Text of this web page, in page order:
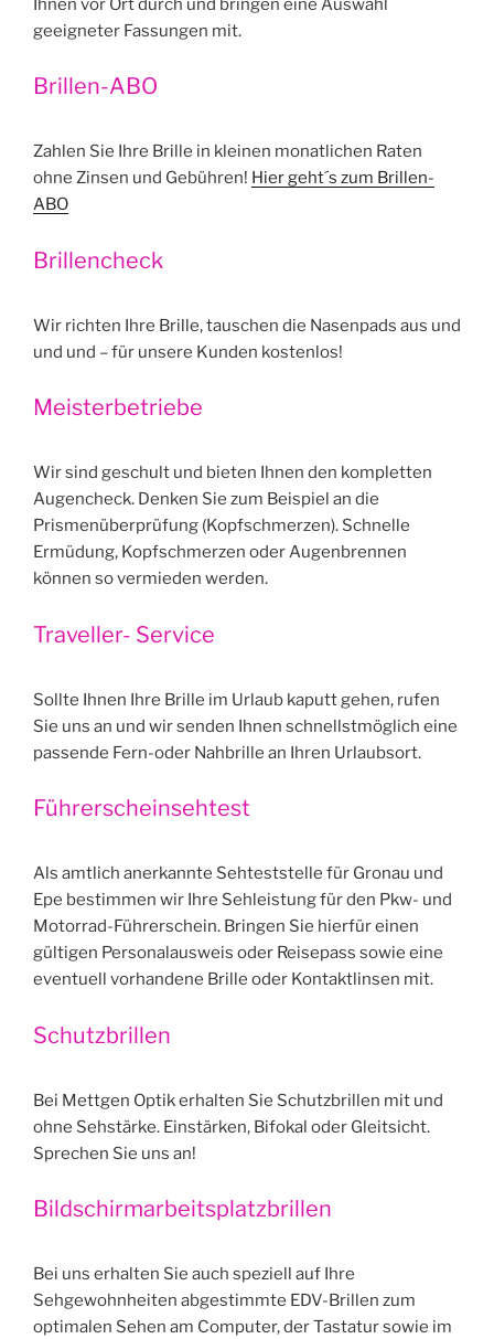
Ihnen vor Ort durch und bringen eine Auswahl
geeigneter Fassungen mit.
Brillen-ABO
Zahlen Sie Ihre Brille in kleinen monatlichen Raten
ohne Zinsen und Gebühren! Hier geht´s zum Brillen-
ABO
Brillencheck
Wir richten Ihre Brille, tauschen die Nasenpads aus und
und und – für unsere Kunden kostenlos!
Meisterbetriebe
Wir sind geschult und bieten Ihnen den kompletten
Augencheck. Denken Sie zum Beispiel an die
Prismenüberprüfung (Kopfschmerzen). Schnelle
Ermüdung, Kopfschmerzen oder Augenbrennen
können so vermieden werden.
Traveller- Service
Sollte Ihnen Ihre Brille im Urlaub kaputt gehen, rufen
Sie uns an und wir senden Ihnen schnellstmöglich eine
passende Fern-oder Nahbrille an Ihren Urlaubsort.
Führerscheinsehtest
Als amtlich anerkannte Sehteststelle für Gronau und
Epe bestimmen wir Ihre Sehleistung für den Pkw- und
Motorrad-Führerschein. Bringen Sie hierfür einen
gültigen Personalausweis oder Reisepass sowie eine
eventuell vorhandene Brille oder Kontaktlinsen mit.
Schutzbrillen
Bei Mettgen Optik erhalten Sie Schutzbrillen mit und
ohne Sehstärke. Einstärken, Bifokal oder Gleitsicht.
Sprechen Sie uns an!
Bildschirmarbeitsplatzbrillen
Bei uns erhalten Sie auch speziell auf Ihre
Sehgewohnheiten abgestimmte EDV-Brillen zum
optimalen Sehen am Computer, der Tastatur sowie im